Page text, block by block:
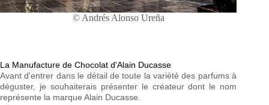
© Andrés Alonso Ureña
La Manufacture de Chocolat d'Alain Ducasse
Avant d'entrer dans le détail de toute la variété des parfums à
déguster, je souhaiterais présenter le créateur dont le nom
représente la marque Alain Ducasse.